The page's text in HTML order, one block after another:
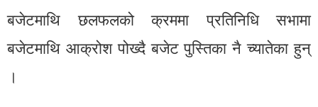
बजेटमाथि छलफलको क्रममा प्रतिनिधि सभामा
बजेटमाथि आक्रोश पोख्दै बजेट पुस्तिका नै च्यातेका हुन्
।